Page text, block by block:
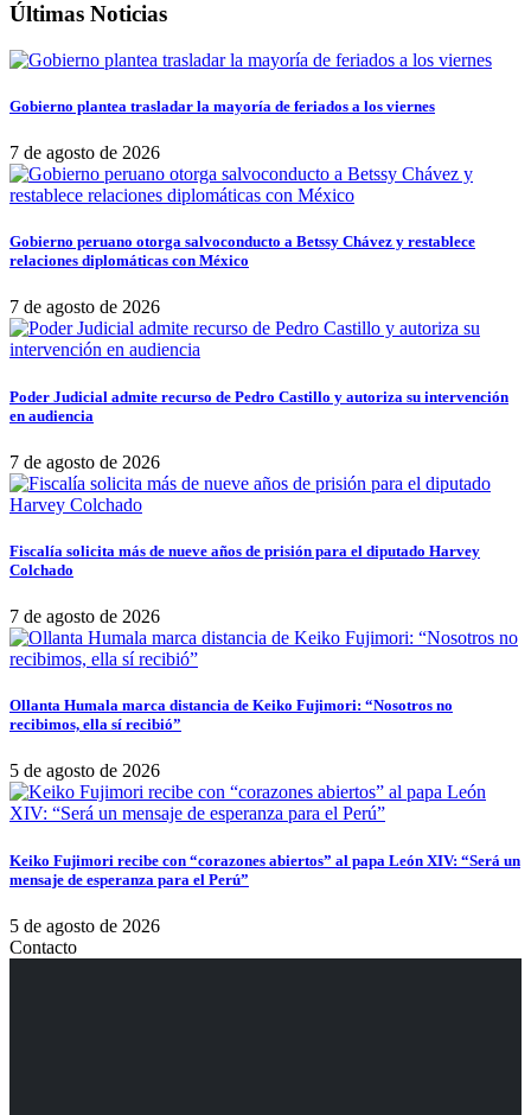
Últimas Noticias
Gobierno plantea trasladar la mayoría de feriados a los viernes
7 de agosto de 2026
Gobierno peruano otorga salvoconducto a Betssy Chávez y restablece
relaciones diplomáticas con México
7 de agosto de 2026
Poder Judicial admite recurso de Pedro Castillo y autoriza su intervención
en audiencia
7 de agosto de 2026
Fiscalía solicita más de nueve años de prisión para el diputado Harvey
Colchado
7 de agosto de 2026
Ollanta Humala marca distancia de Keiko Fujimori: “Nosotros no
recibimos, ella sí recibió”
5 de agosto de 2026
Keiko Fujimori recibe con “corazones abiertos” al papa León XIV: “Será un
mensaje de esperanza para el Perú”
5 de agosto de 2026
Contacto